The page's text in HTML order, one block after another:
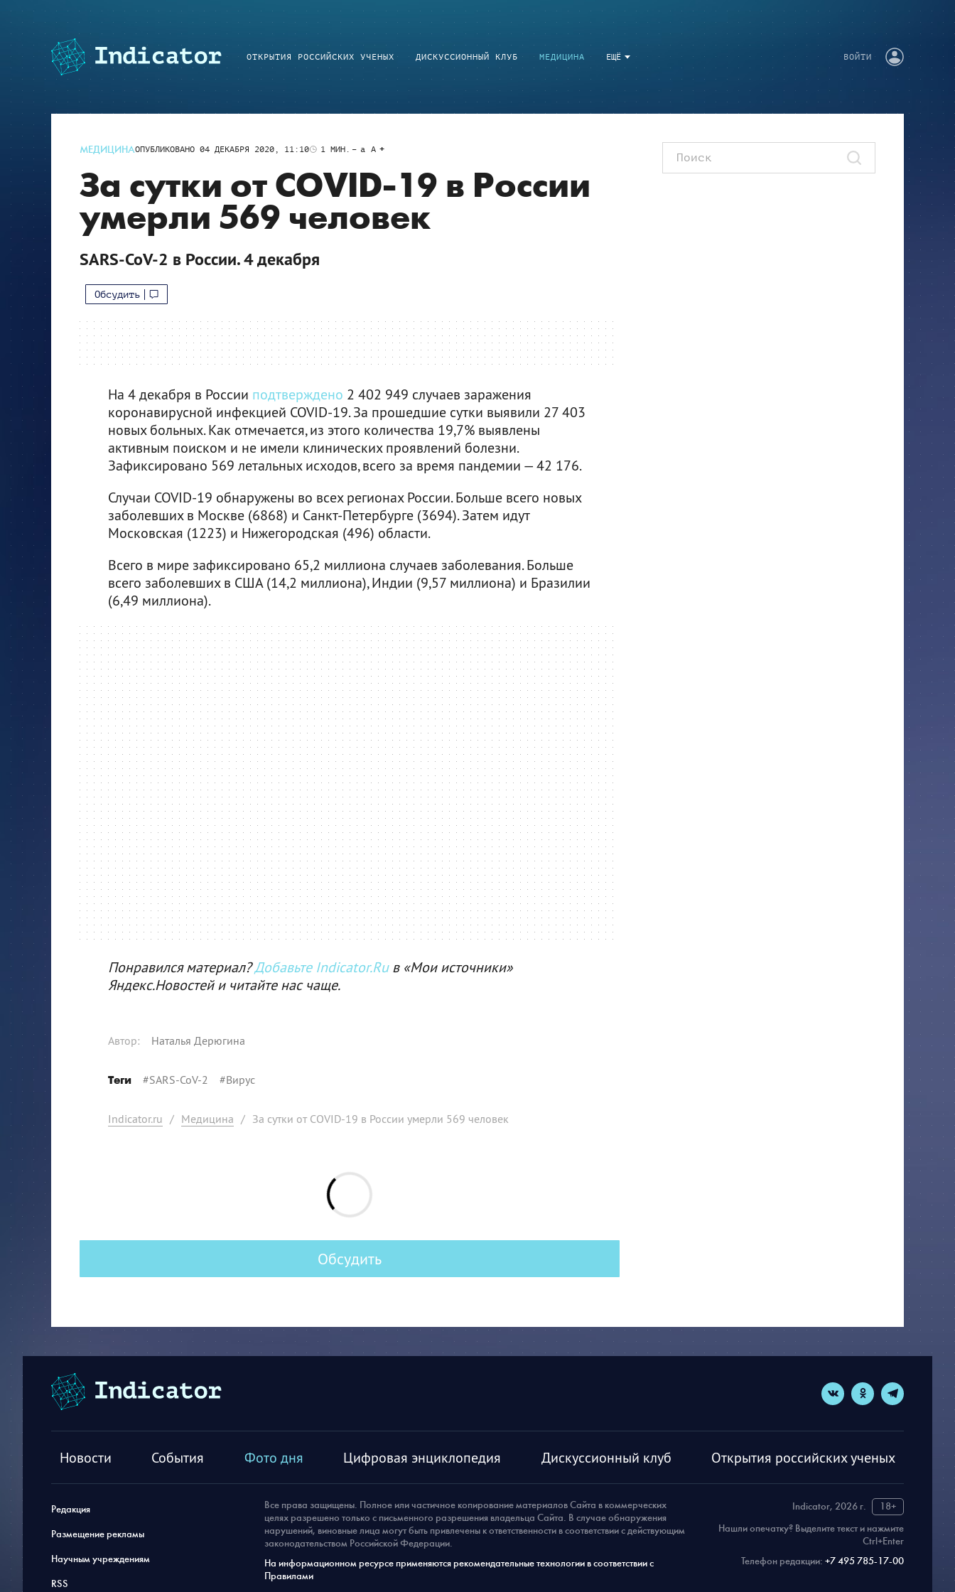
ЕЩЁ
ОТКРЫТИЯ РОССИЙСКИХ УЧЕНЫХ ДИСКУССИОННЫЙ КЛУБ МЕДИЦИНА ВОЙТИ
МЕДИЦИНАОПУБЛИКОВАНО 04 ДЕКАБРЯ 2020, 11:10 1 МИН. a A
За сутки от COVID-19 в России
умерли 569 человек
SARS-CoV-2 в России. 4 декабря
Обсудить
На 4 декабря в России подтверждено 2 402 949 случаев заражения
коронавирусной инфекцией COVID-19. За прошедшие сутки выявили 27 403
новых больных. Как отмечается, из этого количества 19,7% выявлены
активным поиском и не имели клинических проявлений болезни.
Зафиксировано 569 летальных исходов, всего за время пандемии — 42 176.
Случаи COVID-19 обнаружены во всех регионах России. Больше всего новых
заболевших в Москве (6868) и Санкт-Петербурге (3694). Затем идут
Московская (1223) и Нижегородская (496) области.
Всего в мире зафиксировано 65,2 миллиона случаев заболевания. Больше
всего заболевших в США (14,2 миллиона), Индии (9,57 миллиона) и Бразилии
(6,49 миллиона).
Понравился материал?Добавьте Indicator.Ruв «Мои источники»
Яндекс.Новостей и читайте нас чаще.
Автор: Наталья Дерюгина
Теги #SARS-CoV-2 #Вирус
Indicator.ru / Медицина / За сутки от COVID-19 в России умерли 569 человек
Обсудить
Новости События Фото дня Цифровая энциклопедия Дискуссионный клуб Открытия российских ученых
Редакция
Размещение рекламы
Научным учреждениям
RSS
Indicator, 2026 г.
18+
Нашли опечатку? Выделите текст и нажмите
Ctrl+Enter
Телефон редакции: +7 495 785-17-00
Все права защищены. Полное или частичное копирование материалов Сайта в коммерческих
целях разрешено только с письменного разрешения владельца Сайта. В случае обнаружения
нарушений, виновные лица могут быть привлечены к ответственности в соответствии с действующим
законодательством Российской Федерации.
На информационном ресурсе применяются рекомендательные технологии в соответствии с
Правилами